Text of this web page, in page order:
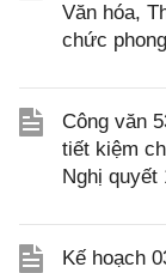
Văn hóa,
chức
Công văn
tiết kiệm
Nghị quyết
Kế hoạch